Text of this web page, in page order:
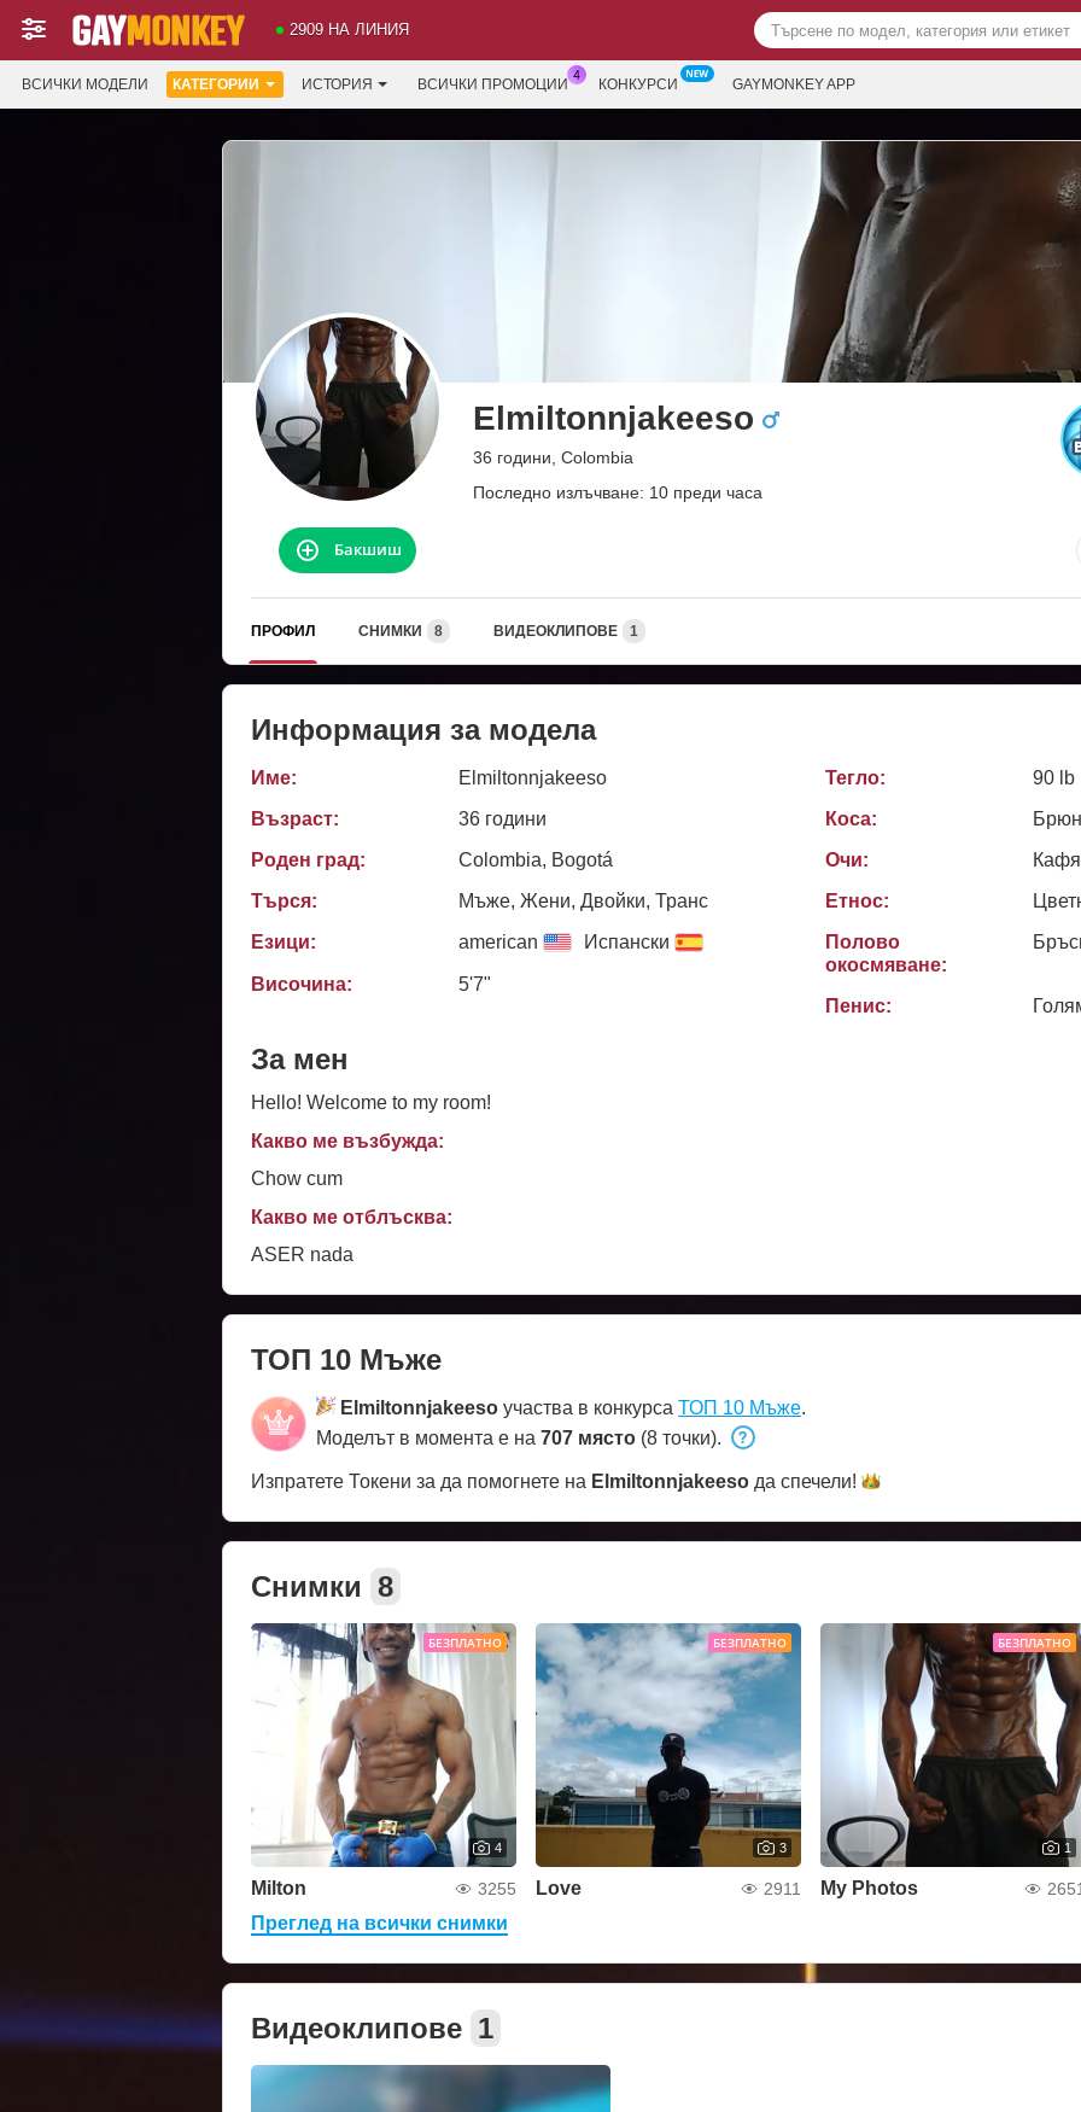
2909 НА ЛИНИЯ
ВСИЧКИ МОДЕЛИ КАТЕГОРИИ ИСТОРИЯ ВСИЧКИ ПРОМОЦИИ КОНКУРСИ GAYMONKEY APP
Elmiltonnjakeeso
36 години, Colombia
Последно излъчване: 10 преди часа
Бакшиш
ПРОФИЛ СНИМКИ 8 ВИДЕОКЛИПОВЕ 1
Информация за модела
Име:
Elmiltonnjakeeso
Възраст:
36 години
Роден град:
Colombia, Bogotá
Търся:
Мъже, Жени, Двойки, Транс
Езици:
american Испански
Височина: 5'7"
Тегло:
90 lb
Коса:
Очи:
Етнос:
Полово
окосмяване:
Пенис:
За мен
Hello! Welcome to my room!
Какво ме възбужда:
Chow cum
Какво ме отблъсква:
ASER nada
ТОП 10 Мъже
Elmiltonnjakeeso участва в конкурса ТОП 10 Мъже.
Моделът в момента е на 707 място (8 точки).
Изпратете Токени за да помогнете на Elmiltonnjakeeso да спечели!
Снимки 8
БЕЗПЛАТНО
4
Milton 3255
БЕЗПЛАТНО
3
Love 2911
БЕЗПЛАТНО
1
My Photos
Преглед на всички снимки
Видеоклипове 1